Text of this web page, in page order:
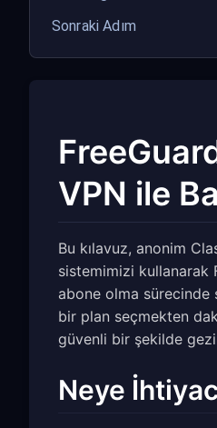
Sonraki Adım
VPN ile
Bu kılavuz, anonim
sistemimizi kullanarak
abone olma
bir plan seçmekten
güvenli bir şekilde
Neye